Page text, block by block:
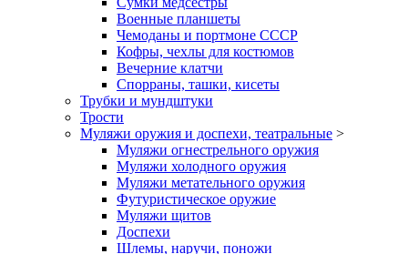
Военные планшеты
Чемоданы и портмоне СССР
Кофры, чехлы для костюмов
Вечерние клатчи
Спорраны, ташки, кисеты
Трубки и мундштуки
Трости
Муляжи оружия и доспехи, театральные >
Муляжи огнестрельного оружия
Муляжи холодного оружия
Муляжи метательного оружия
Футуристическое оружие
Муляжи щитов
Доспехи
Шлемы, наручи, поножи